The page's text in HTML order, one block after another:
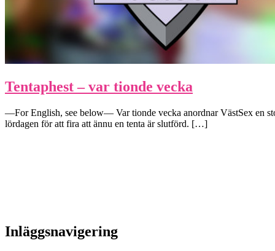
Tentaphest – var tionde vecka
—For English, see below— Var tionde vecka anordnar VästSex en
lördagen för att fira att ännu en tenta är slutförd. […]
Inläggsnavigering